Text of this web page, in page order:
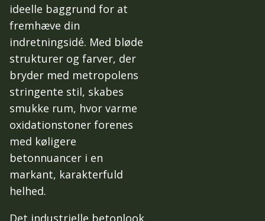
ideelle baggrund for at
fremhæve din
indretningsidé. Med bløde
strukturer og farver, der
bryder med metropolens
stringente stil, skabes
smukke rum, hvor varme
oxidationstoner forenes
med køligere
betonnuancer i en
markant, karakterfuld
helhed.
Det industrielle betonlook